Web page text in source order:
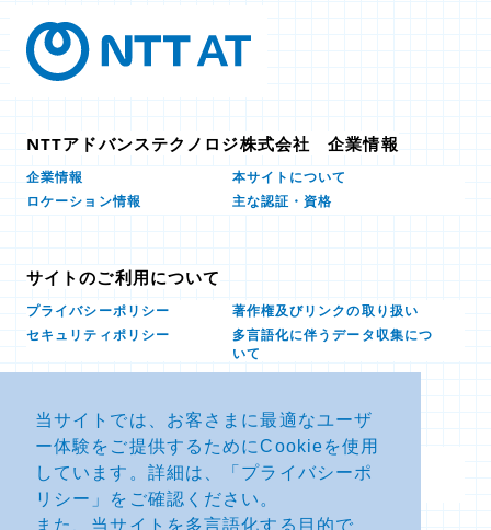
当サイトでは、お客さまに最適なユーザ
ー体験をご提供するためにCookieを使用
しています。詳細は、「 プライバシーポ
リシー 」をご確認ください。
また、当サイトを多言語化する目的で
NTTアドバンステクノロジ株式会社 企業情報
企業情報
本サイトについて
ロケーション情報
主な認証・資格
サイトのご利用について
プライバシーポリシー
著作権及びリンクの取り扱い
セキュリティポリシー
多言語化に伴うデータ収集につ
いて
お問い合せ
よくあるお問い合わせFAQ
SDSダウンロード
製品・サービスに関する重要な
お知らせ
その他のお問い合わせ